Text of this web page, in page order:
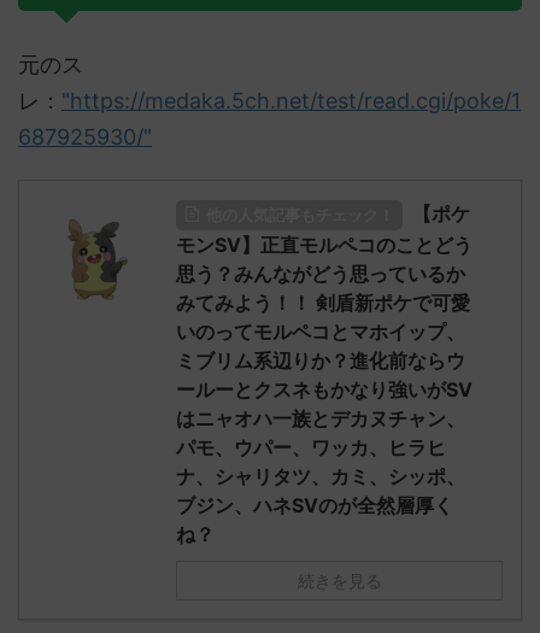
元のス
レ： "https://medaka.5ch.net/test/read.cgi/poke/1
687925930/"
【ポケ
モンSV】正直モルペコのことどう
思う？みんながどう思っているか
みてみよう！！ 剣盾新ポケで可愛
いのってモルペコとマホイップ、
ミブリム系辺りか？進化前ならウ
ールーとクスネもかなり強いがSV
はニャオハ一族とデカヌチャン、
パモ、ウパー、ワッカ、ヒラヒ
ナ、シャリタツ、カミ、シッポ、
ブジン、ハネSVのが全然層厚く
ね？
続きを見る